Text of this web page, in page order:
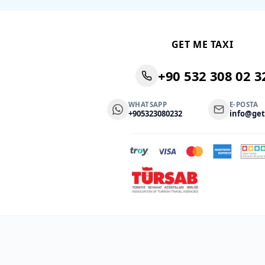
GET ME TAXI
+90 532 308 02
WHATSAPP
+905323080232
E-POSTA